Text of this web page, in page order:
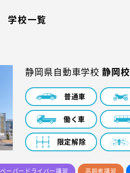
学校一覧
静岡県自動車学校静岡校
普通車
働く車
限定解除
ペーパードライバー講習 高齢者講習